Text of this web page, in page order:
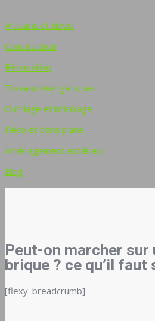
Artisans et devis
Construction
Rénovation
Travaux énergétiques
Outillage et bricolage
Déco et bons plans
Aménagement extérieur
Blog
Peut-on marcher sur
brique ? ce qu’il faut
[flexy_breadcrumb]